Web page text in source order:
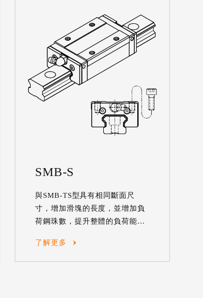
SMB-S
與SMB-TS型具有相同斷面尺
寸，增加滑塊的長度，並增加負
荷鋼珠數，提升整體的負荷能
了解更多